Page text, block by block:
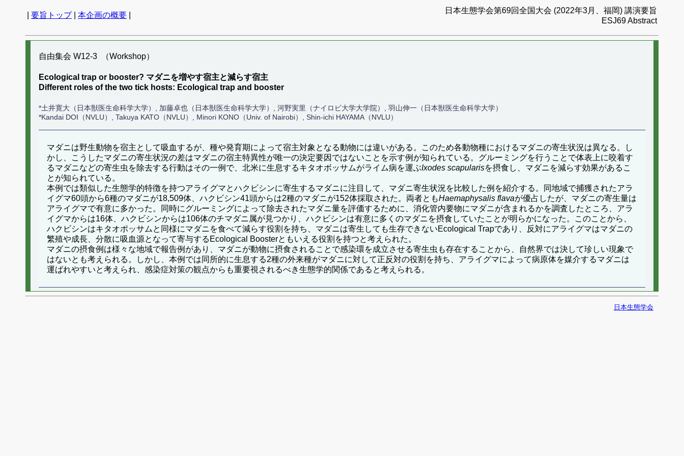
要旨トップ| 本企画の概要
日本生態学会第69回全国大会 (2022年3月、福岡) 講演要旨
ESJ69 Abstract
自由集会 W12-3 （Workshop）
Ecological trap or booster? マダニを増やす宿主と減らす宿主
Different roles of the two tick hosts: Ecological trap and booster
*土井寛大（日本獣医生命科学大学）, 加藤卓也（日本獣医生命科学大学）, 河野実里（ナイロビ大学大学院）, 羽山伸一（日本獣医生命科学大学）
*Kandai DOI（NVLU）, Takuya KATO（NVLU）, Minori KONO（Univ. of Nairobi）, Shin-ichi HAYAMA（NVLU）
マダニは野生動物を宿主として吸血するが、種や発育期によって宿主対象となる動物には違いがある。このため各動物種におけるマダニの寄生状況は異なる。し
かし、こうしたマダニの寄生状況の差はマダニの宿主特異性が唯一の決定要因ではないことを示す例が知られている。グルーミングを行うことで体表上に咬着す
るマダニなどの寄生虫を除去する行動はその一例で、北米に生息するキタオボッサムがライム病を運ぶIxodes scapularisを摂食し、マダニを減らす効果があるこ
とが知られている。
本例では類似した生態学的特徴を持つアライグマとハクビシンに寄生するマダニに注目して、マダニ寄生状況を比較した例を紹介する。同地域で捕獲されたアラ
イグマ60頭から6種のマダニが18,509体、ハクビシン41頭からは2種のマダニが152体採取された。両者ともHaemaphysalis flavaが優占したが、マダニの寄生量は
アライグマで有意に多かった。同時にグルーミングによって除去されたマダニ量を評価するために、消化管内要物にマダニが含まれるかを調査したところ、アラ
イグマからは16体、ハクビシンからは106体のチマダニ属が見つかり、ハクビシンは有意に多くのマダニを摂食していたことが明らかになった。このことから、
ハクビシンはキタオポッサムと同様にマダニを食べて減らす役割を持ち、マダニは寄生しても生存できないEcological Trapであり、反対にアライグマはマダニの
繁殖や成長、分散に吸血源となって寄与するEcological Boosterともいえる役割を持つと考えられた。
マダニの摂食例は様々な地域で報告例があり、マダニが動物に摂食されることで感染環を成立させる寄生虫も存在することから、自然界では決して珍しい現象で
はないとも考えられる。しかし、本例では同所的に生息する2種の外来種がマダニに対して正反対の役割を持ち、アライグマによって病原体を媒介するマダニは
運ばれやすいと考えられ、感染症対策の観点からも重要視されるべき生態学的関係であると考えられる。
日本生態学会